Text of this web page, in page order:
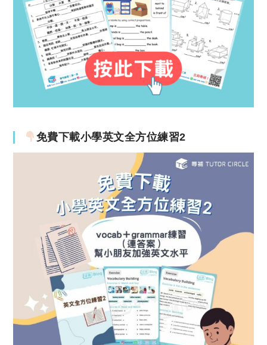
免費下載小學英文全方位練習2